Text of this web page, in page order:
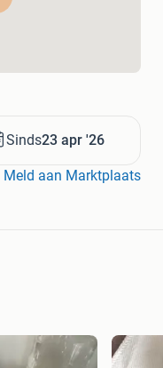
Sinds23 apr '26
Meld aan Marktplaats